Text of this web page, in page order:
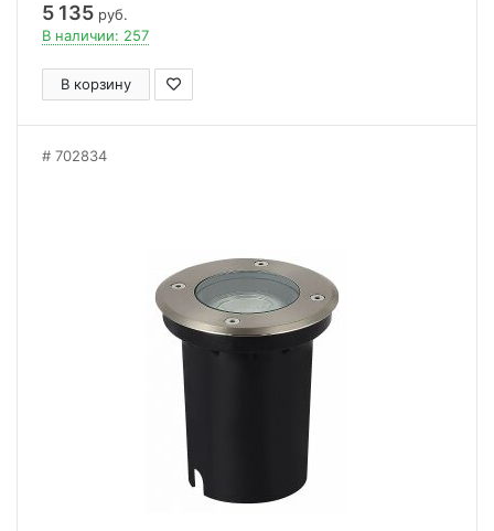
5 135 руб.
В наличии: 257
В корзину
702834